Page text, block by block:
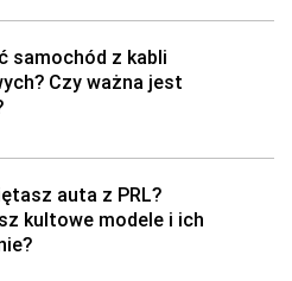
samochód z kabli
Czy ważna jest
auta z PRL?
kultowe modele i ich